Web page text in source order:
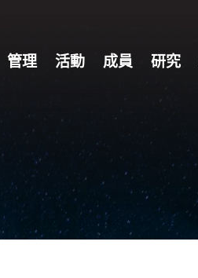
管理 活動 成員 研究